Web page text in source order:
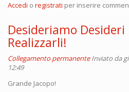
Accedi o registrati per inserire
Desideriamo
Realizzarli!
Collegamento permanente Inviato da
12:49
Grande Jacopo!